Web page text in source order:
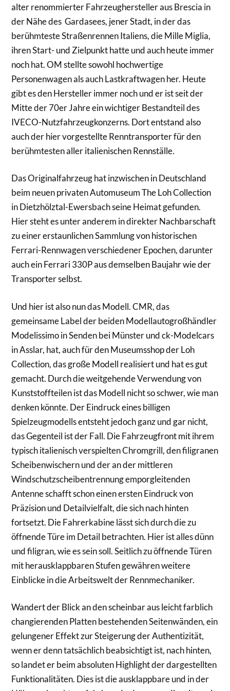
alter renommierter Fahrzeughersteller aus Brescia in
der Nähe des Gardasees, jener Stadt, in der das
berühmteste Straßenrennen Italiens, die Mille Miglia,
ihren Start- und Zielpunkt hatte und auch heute immer
noch hat. OM stellte sowohl hochwertige
Personenwagen als auch Lastkraftwagen her. Heute
gibt es den Hersteller immer noch und er ist seit der
Mitte der 70er Jahre ein wichtiger Bestandteil des
IVECO-Nutzfahrzeugkonzerns. Dort entstand also
auch der hier vorgestellte Renntransporter für den
berühmtesten aller italienischen Rennställe.
Das Originalfahrzeug hat inzwischen in Deutschland
beim neuen privaten Automuseum The Loh Collection
in Dietzhölztal-Ewersbach seine Heimat gefunden.
Hier steht es unter anderem in direkter Nachbarschaft
zu einer erstaunlichen Sammlung von historischen
Ferrari-Rennwagen verschiedener Epochen, darunter
auch ein Ferrari 330P aus demselben Baujahr wie der
Transporter selbst.
Und hier ist also nun das Modell. CMR, das
gemeinsame Label der beiden Modellautogroßhändler
Modelissimo in Senden bei Münster und ck-Modelcars
in Asslar, hat, auch für den Museumsshop der Loh
Collection, das große Modell realisiert und hat es gut
gemacht. Durch die weitgehende Verwendung von
Kunststoffteilen ist das Modell nicht so schwer, wie man
denken könnte. Der Eindruck eines billigen
Spielzeugmodells entsteht jedoch ganz und gar nicht,
das Gegenteil ist der Fall. Die Fahrzeugfront mit ihrem
typisch italienisch verspielten Chromgrill, den filigranen
Scheibenwischern und der an der mittleren
Windschutzscheibentrennung emporgleitenden
Antenne schafft schon einen ersten Eindruck von
Präzision und Detailvielfalt, die sich nach hinten
fortsetzt. Die Fahrerkabine lässt sich durch die zu
öffnende Türe im Detail betrachten. Hier ist alles dünn
und filigran, wie es sein soll. Seitlich zu öffnende Türen
mit herausklappbaren Stufen gewähren weitere
Einblicke in die Arbeitswelt der Rennmechaniker.
Wandert der Blick an den scheinbar aus leicht farblich
changierenden Platten bestehenden Seitenwänden, ein
gelungener Effekt zur Steigerung der Authentizität,
wenn er denn tatsächlich beabsichtigt ist, nach hinten,
so landet er beim absoluten Highlight der dargestellten
Funktionalitäten. Dies ist die ausklappbare und in der